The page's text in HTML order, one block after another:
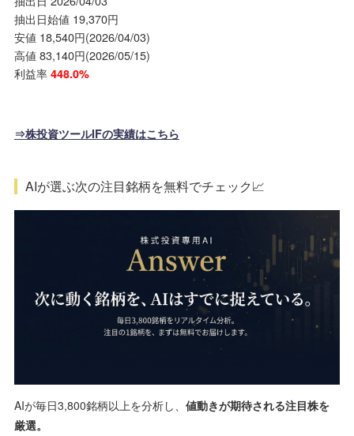
抽出日始値 19,370円
安値 18,540円(2026/04/03)
高値 83,140円(2026/05/15)
利益率 448.0%
⇒株投資ツールIFの実績はこちら
AIが選ぶ次の注目銘柄を無料でチェック📈
AIが毎日3,800銘柄以上を分析し、 値動きが期待される注目株を
厳選。